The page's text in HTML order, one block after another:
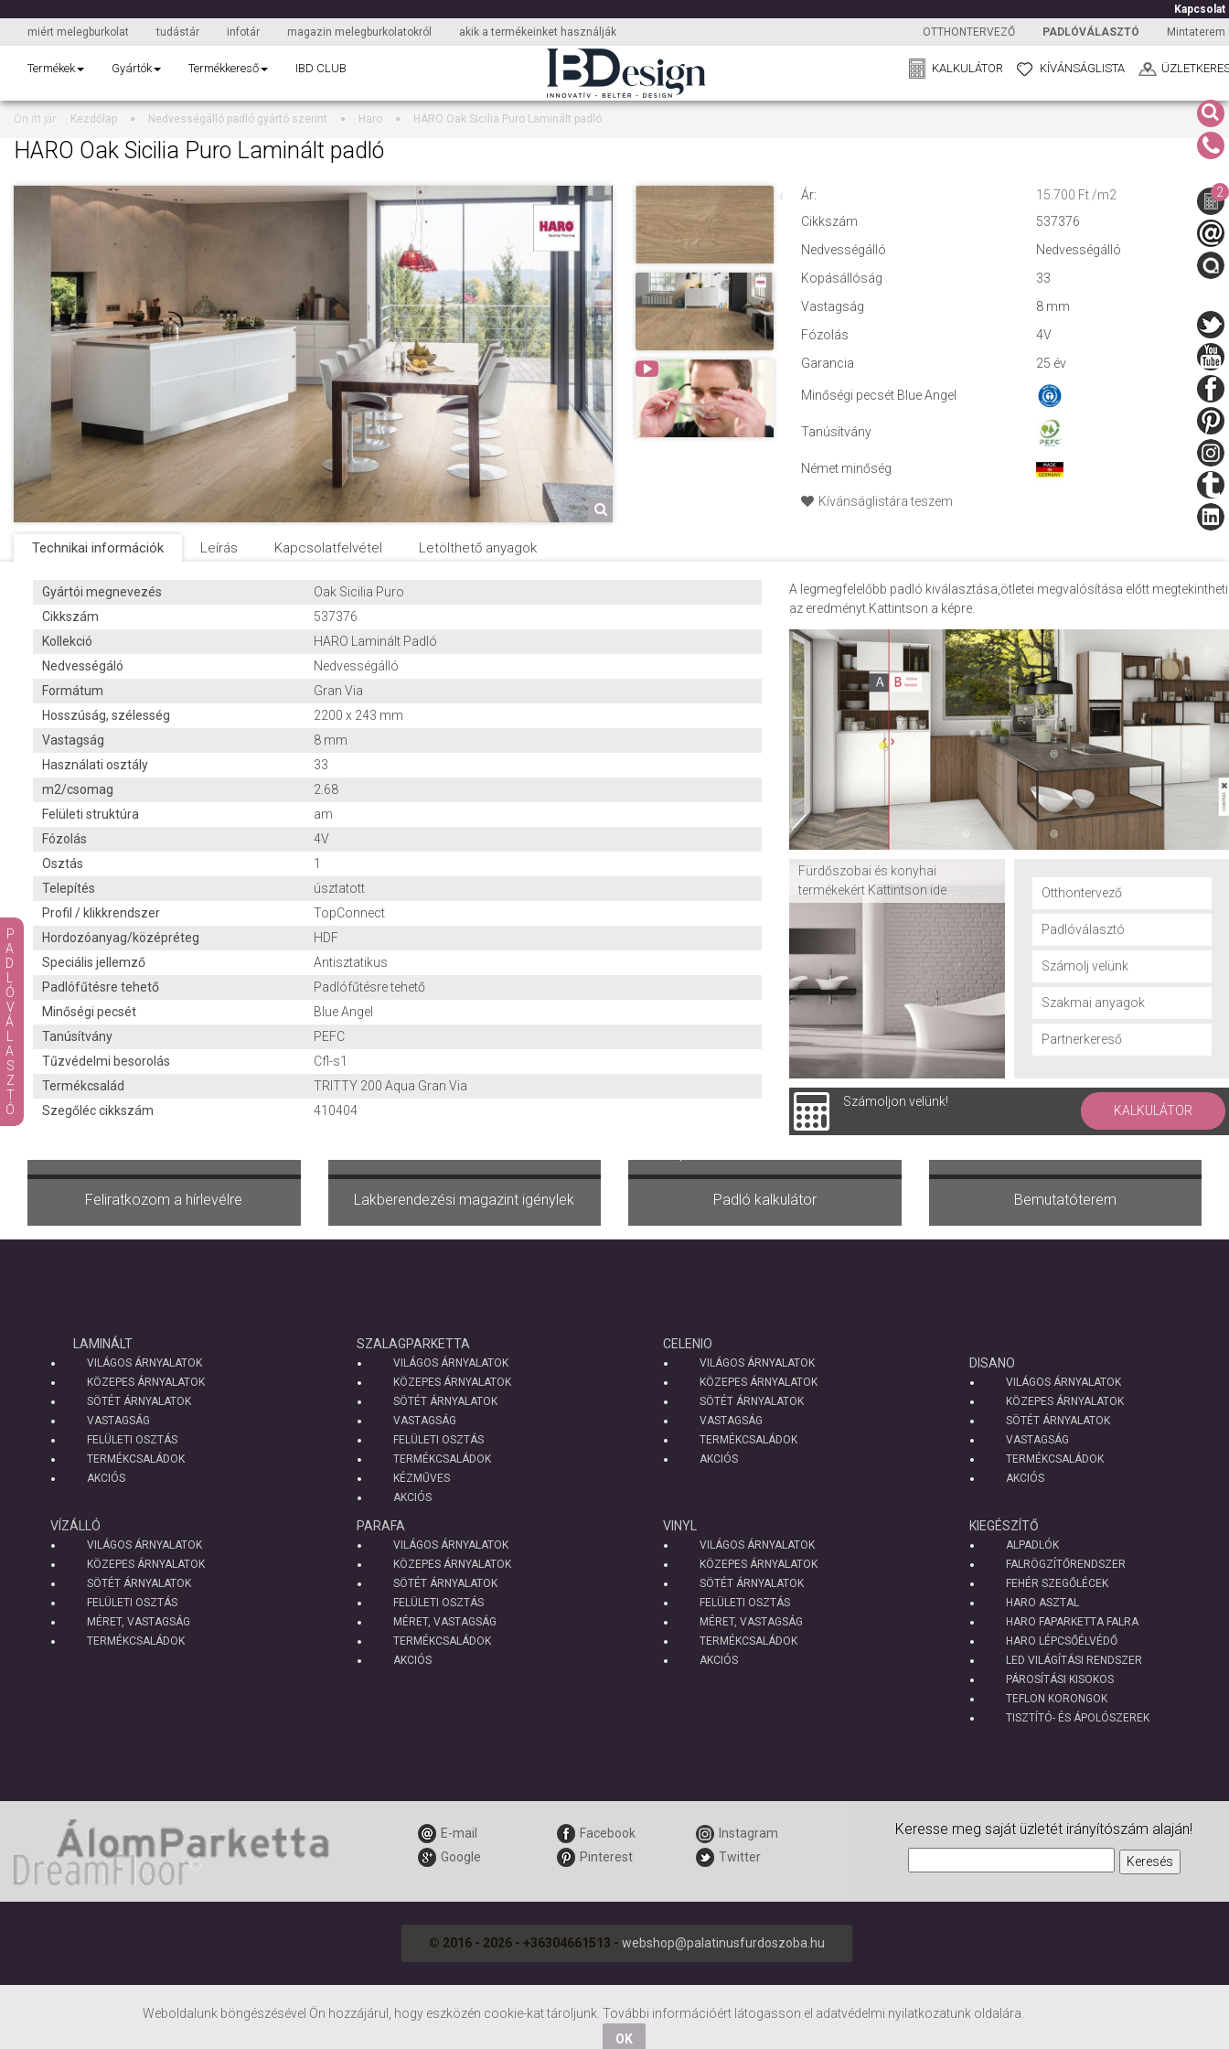
Kapcsolat
miért melegburkolat
tudástár infotár magazin melegburkolatokról akik a termékeinket használják OTTHONTERVEZŐ PADLÓVÁLASZTÓ Mintaterem
Termékek Gyártók Termékkereső IBD CLUB KÍVÁNSÁGLISTA
KALKULÁTOR
Ön itt jár: Kezdőlap Nedvességálló padló gyártó szerint Haro HARO Oak Sicilia Puro Laminált padló
HARO Oak Sicilia Puro Laminált padló
Ár:
15.700 Ft /m2
Cikkszám
537376
Nedvességálló
Nedvességálló
Kopásállóság
33
Vastagság
8 mm
Fózolás
4V
Garancia
25 év
Minőségi pecsét Blue Angel
Tanúsítvány
Német minőség
Kívánságlistára teszem
Technikai információk Leírás Kapcsolatfelvétel Letölthető anyagok
Gyártói megnevezés
Oak Sicilia Puro
Cikkszám
537376
Kollekció
HARO Laminált Padló
Nedvességáló
Nedvességálló
Formátum
Gran Via
Hosszúság, szélesség
2200 x 243 mm
Vastagság
8 mm
Használati osztály
33
m2/csomag
2.68
Felületi struktúra
am
Fózolás
4V
Osztás
1
Telepítés
úsztatott
Profil / klikkrendszer
TopConnect
Hordozóanyag/középréteg
HDF
Speciális jellemző
Antisztatikus
Padlófűtésre tehető
Padlófűtésre tehető
Minőségi pecsét
Blue Angel
Tanúsítvány
PEFC
Tűzvédelmi besorolás
Cfl-s1
Termékcsalád
TRITTY 200 Aqua Gran Via
Szegőléc cikkszám
410404
A legmegfelelőbb padló kiválasztása,ötletei megvalósítása előtt megtekintheti
az eredményt.Kattintson a képre.
Fürdőszobai és konyhai
termékekért Kattintson ide
Otthontervező
Padlóválasztó
Számolj velünk
Szakmai anyagok
Partnerkereső
Számoljon velünk!
KALKULÁTOR
Feliratkozom a hírlevélre Lakberendezési magazint igénylek Padló kalkulátor Bemutatóterem
PADLÓVÁLASZTÓ
LAMINÁLT
VILÁGOS ÁRNYALATOK
KÖZEPES ÁRNYALATOK
SÖTÉT ÁRNYALATOK
VASTAGSÁG
FELÜLETI OSZTÁS
TERMÉKCSALÁDOK
AKCIÓS
SZALAGPARKETTA
VILÁGOS ÁRNYALATOK
KÖZEPES ÁRNYALATOK
SÖTÉT ÁRNYALATOK
VASTAGSÁG
FELÜLETI OSZTÁS
TERMÉKCSALÁDOK
KÉZMŰVES
AKCIÓS
CELENIO
VILÁGOS ÁRNYALATOK
KÖZEPES ÁRNYALATOK
SÖTÉT ÁRNYALATOK
VASTAGSÁG
TERMÉKCSALÁDOK
AKCIÓS
DISANO
VILÁGOS ÁRNYALATOK
KÖZEPES ÁRNYALATOK
SÖTÉT ÁRNYALATOK
VASTAGSÁG
TERMÉKCSALÁDOK
AKCIÓS
VÍZÁLLÓ
VILÁGOS ÁRNYALATOK
KÖZEPES ÁRNYALATOK
SÖTÉT ÁRNYALATOK
FELÜLETI OSZTÁS
MÉRET, VASTAGSÁG
TERMÉKCSALÁDOK
PARAFA
VILÁGOS ÁRNYALATOK
KÖZEPES ÁRNYALATOK
SÖTÉT ÁRNYALATOK
FELÜLETI OSZTÁS
MÉRET, VASTAGSÁG
TERMÉKCSALÁDOK
AKCIÓS
VINYL
VILÁGOS ÁRNYALATOK
KÖZEPES ÁRNYALATOK
SÖTÉT ÁRNYALATOK
FELÜLETI OSZTÁS
MÉRET, VASTAGSÁG
TERMÉKCSALÁDOK
AKCIÓS
KIEGÉSZÍTŐ
ALPADLÓK
FALRÖGZÍTŐRENDSZER
FEHÉR SZEGŐLÉCEK
HARO ASZTAL
HARO FAPARKETTA FALRA
HARO LÉPCSŐÉLVÉDŐ
LED VILÁGÍTÁSI RENDSZER
PÁROSÍTÁSI KISOKOS
TEFLON KORONGOK
TISZTÍTÓ- ÉS ÁPOLÓSZEREK
E-mail Facebook
Instagram
Google
Pinterest Twitter
Keresse meg saját üzletét irányítószám alaján!
© 2016 - 2026 - +36304661513 - webshop@palatinusfurdoszoba.hu
2
Weboldalunk böngészésével Ön hozzájárul, hogy eszközén cookie-kat tároljunk. További információért látogasson el adatvédelmi nyilatkozatunk oldalára.
OK